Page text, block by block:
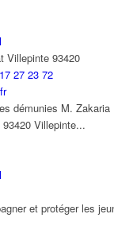
Villepinte 93420
27 23 72
démunies M.
Villepinte...
et protéger les